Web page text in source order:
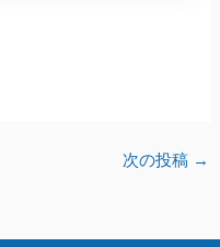
次の投稿 →